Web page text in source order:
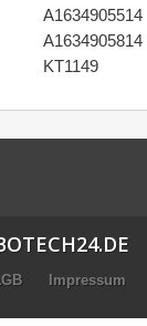
A1634905514
A1634905814
KT1149
Impressum